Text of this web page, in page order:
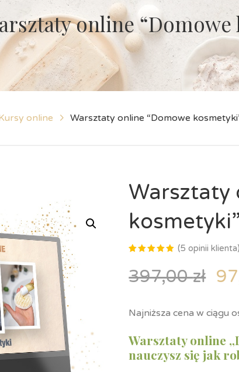
online “Domowe
online Warsztaty online “Domowe
Warsztaty
kosmetyki”
na
podstawie
(5 opinii klienta)
397,00zł
Najniższa cena w ciągu
Warsztaty online
nauczysz się jak